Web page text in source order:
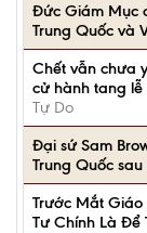
Đức Giám Mục
Trung Quốc và
Chết vẫn chưa
cử hành tang
Tự Do
Đại sứ Sam
Trung Quốc
Trước Mắt
Tư Chính Là Để